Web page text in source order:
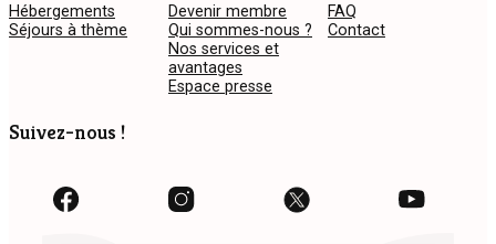
Hébergements
Séjours à thème
Devenir membre
Qui sommes-nous ?
Nos services et
avantages
Espace presse
FAQ
Contact
Suivez-nous !